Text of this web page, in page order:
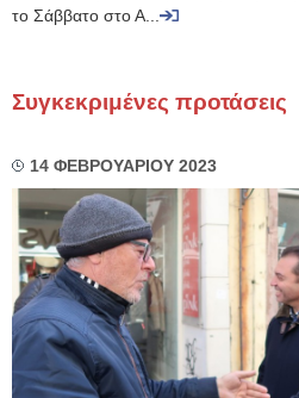
το Σάββατο στο Α...
Συγκεκριμένες προτάσεις
14 ΦΕΒΡΟΥΑΡΙΟΥ 2023